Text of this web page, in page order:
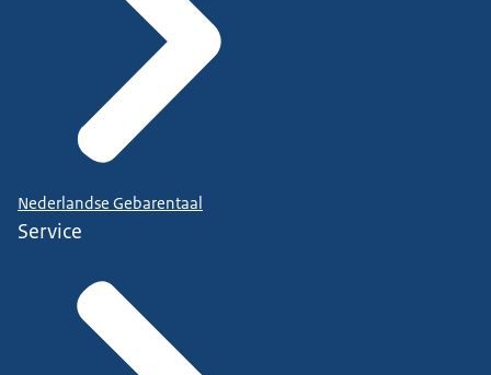
Nederlandse Gebarentaal
Service